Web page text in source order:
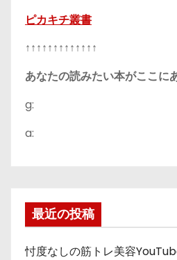
ピカキチ叢書
↑↑↑↑↑↑↑↑↑↑↑↑↑
あなたの読みたい本がここに
g:
a:
最近の投稿
忖度なしの筋トレ美容